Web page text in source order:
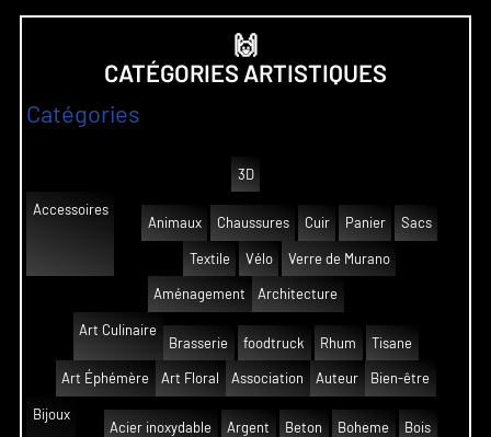
🙌
CATÉGORIES ARTISTIQUES
Catégories
3D
Accessoires
Animaux
Chaussures Cuir Panier Sacs
Textile Vélo Verre de Murano
Aménagement Architecture
Art Culinaire
Brasserie
foodtruck Rhum Tisane
Art Éphémère Art Floral Association Auteur Bien-être
Bijoux
Acier inoxydable
Argent Beton Boheme Bois